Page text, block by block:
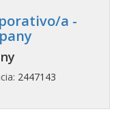
a -
2447143